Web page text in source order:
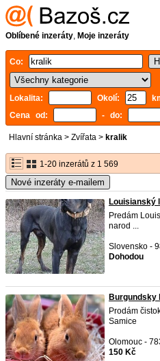
Oblíbené inzeráty, Moje inzeráty
Co:
Lokalita: Okolí:
Cena od:
- do:
Hlavní stránka > Zvířata > kralik
1-20 inzerátů z 1 569
Nové inzeráty e-mailem
Louisianský
Predám
narod ...
Slovensko -
Dohodou
Burgundsky
Prodám
Samice
Olomouc -
150 Kč